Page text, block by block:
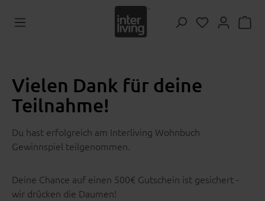
Zum Hauptinhalt springen
Du hast 0
Vielen Dank für deine
Teilnahme!
Du hast erfolgreich am Interliving Wohnbuch
Gewinnspiel teilgenommen.
Deine Chance auf einen 500€ Gutschein ist gesichert -
wir drücken die Daumen!